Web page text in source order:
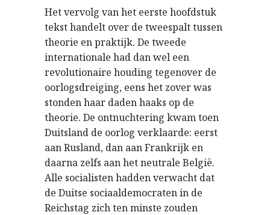
Het vervolg van het eerste hoofdstuk
tekst handelt over de tweespalt tussen
theorie en praktijk. De tweede
internationale had dan wel een
revolutionaire houding tegenover de
oorlogsdreiging, eens het zover was
stonden haar daden haaks op de
theorie. De ontnuchtering kwam toen
Duitsland de oorlog verklaarde: eerst
aan Rusland, dan aan Frankrijk en
daarna zelfs aan het neutrale België.
Alle socialisten hadden verwacht dat
de Duitse sociaaldemocraten in de
Reichstag zich ten minste zouden